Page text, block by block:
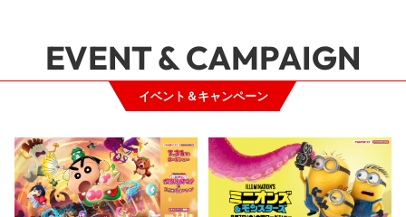
イベント＆キャンペーン
EVENT & CAMPAIGN